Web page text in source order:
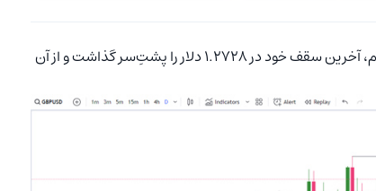
است. پوند در این تایم‌فریم، آخرین سقف خود در ۱.۲۷۲۸ دلار را پشتِ‌سر گذاشت و از آن